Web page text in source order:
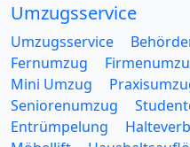
Umzugsservice
Umzugsservice
Fernumzug
Mini Umzug
Seniorenumzug
Entrümpelung